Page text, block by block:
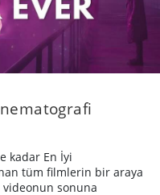
kadar En İyi
tüm filmlerin bir araya
videonun sonuna